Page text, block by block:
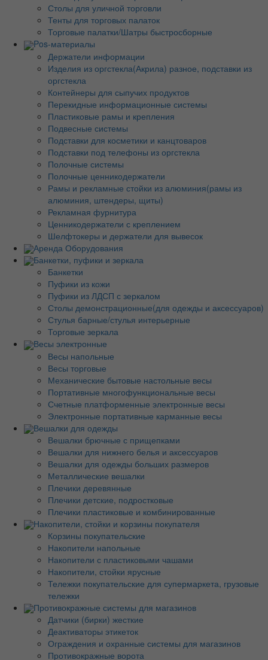
Столы для уличной торговли
Тенты для торговых палаток
Торговые палатки/Шатры быстросборные
Pos-материалы
Держатели информации
Изделия из оргстекла(Акрила) разное, подставки из
оргстекла
Контейнеры для сыпучих продуктов
Перекидные информационные системы
Пластиковые рамы и крепления
Подвесные системы
Подставки для косметики и канцтоваров
Подставки под телефоны из оргстекла
Полочные системы
Полочные ценникодержатели
Рамы и рекламные стойки из алюминия(рамы из
алюминия, штендеры, щиты)
Рекламная фурнитура
Ценникодержатели с креплением
Шелфтокеры и держатели для вывесок
Аренда Оборудования
Банкетки, пуфики и зеркала
Банкетки
Пуфики из кожи
Пуфики из ЛДСП с зеркалом
Столы демонстрационные(для одежды и аксессуаров)
Стулья барные/стулья интерьерные
Торговые зеркала
Весы электронные
Весы напольные
Весы торговые
Механические бытовые настольные весы
Портативные многофункциональные весы
Счетные платформенные электронные весы
Электронные портативные карманные весы
Вешалки для одежды
Вешалки брючные с прищепками
Вешалки для нижнего белья и аксессуаров
Вешалки для одежды больших размеров
Металлические вешалки
Плечики деревянные
Плечики детские, подростковые
Плечики пластиковые и комбинированные
Накопители, стойки и корзины покупателя
Корзины покупательские
Накопители напольные
Накопители с пластиковыми чашами
Накопители, стойки ярусные
Тележки покупательские для супермаркета, грузовые
тележки
Противокражные системы для магазинов
Датчики (бирки) жесткие
Деактиваторы этикеток
Ограждения и охранные системы для магазинов
Противокражные ворота